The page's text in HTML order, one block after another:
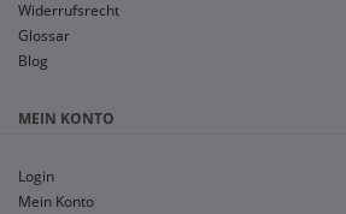
Widerrufsrecht
Glossar
Blog
MEIN KONTO
Login
Mein Konto